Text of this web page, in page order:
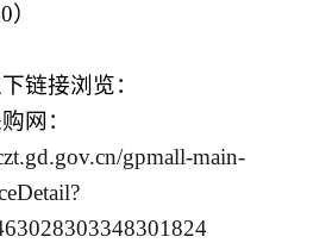
链接浏览：
网：
gpmall-main-